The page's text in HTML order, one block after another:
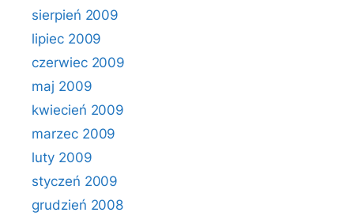
sierpień 2009
lipiec 2009
czerwiec 2009
maj 2009
kwiecień 2009
marzec 2009
luty 2009
styczeń 2009
grudzień 2008